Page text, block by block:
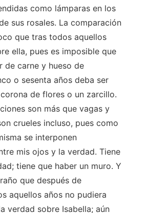
como lámparas en los
sus rosales. La comparación
que tras todos aquellos
ella, pues es imposible que
de carne y hueso de
o sesenta años deba ser
de flores o un zarcillo.
son más que vagas y
crueles incluso, pues como
se interponen
mis ojos y la verdad. Tiene
tiene que haber un muro. Y
que después de
aquellos años no pudiera
verdad sobre Isabella; aún